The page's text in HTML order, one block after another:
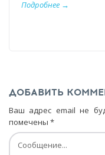
Подробнее →
ДОБАВИТЬ
Ваш адрес email не
помечены *